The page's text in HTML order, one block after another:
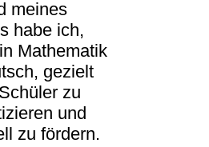
meines
habe ich,
Mathematik
gezielt
zu
und
zu fördern.